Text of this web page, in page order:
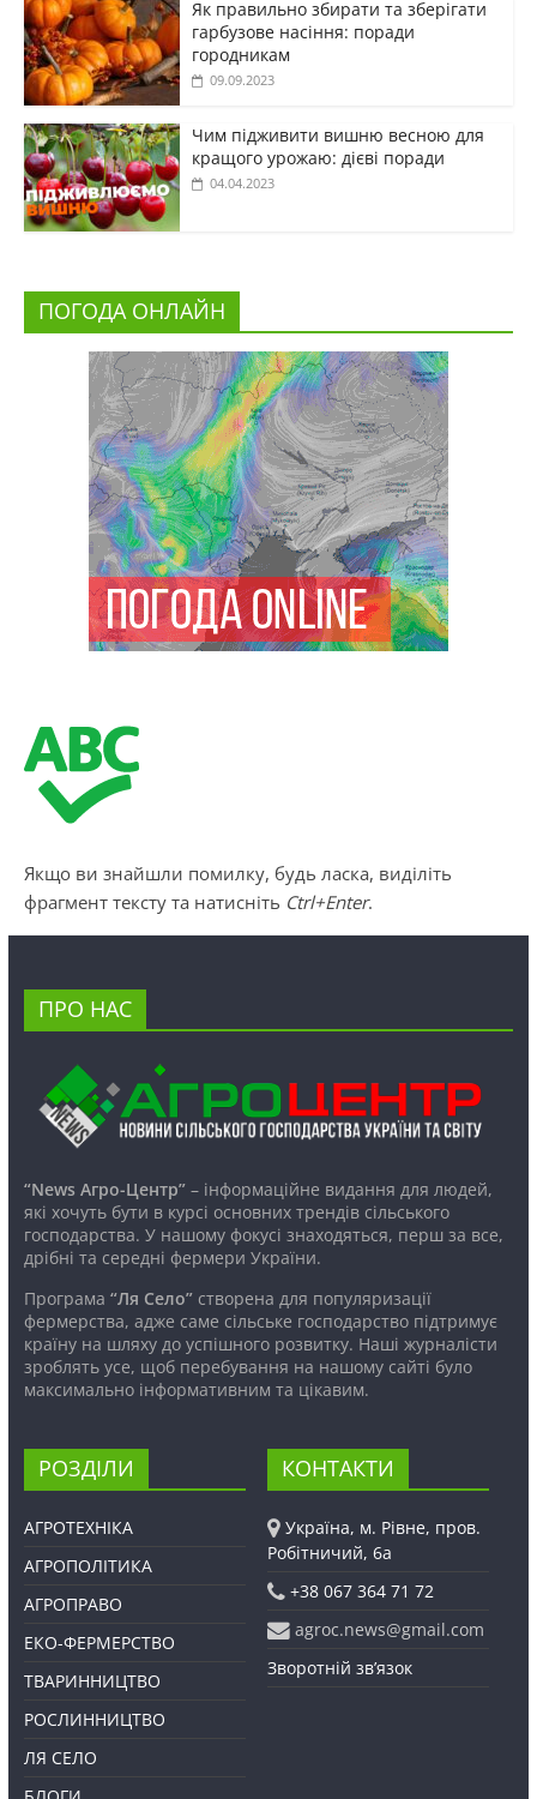
Як правильно збирати та зберігати
гарбузове насіння: поради
городникам
09.09.2023
Чим підживити вишню весною для
кращого урожаю: дієві поради
04.04.2023
ПОГОДА ОНЛАЙН
Якщо ви знайшли помилку, будь ласка, виділіть
фрагмент тексту та натисніть Ctrl+Enter.
ПРО НАС
“News Агро-Центр”– інформаційне видання для людей,
які хочуть бути в курсі основних трендів сільського
господарства. У нашому фокусі знаходяться, перш за все,
дрібні та середні фермери України.
Програма “Ля Село”створена для популяризації
фермерства, адже саме сільське господарство підтримує
країну на шляху до успішного розвитку. Наші журналісти
зроблять усе, щоб перебування на нашому сайті було
максимально інформативним та цікавим.
РОЗДІЛИ
АГРОТЕХНІКА
АГРОПОЛІТИКА
АГРОПРАВО
ЕКО-ФЕРМЕРСТВО
ТВАРИННИЦТВО
РОСЛИННИЦТВО
ЛЯ СЕЛО
КОНТАКТИ
Україна, м. Рівне, пров.
Робітничий, 6а
+38 067 364 71 72
agroc.news@gmail.com
Зворотній зв’язок